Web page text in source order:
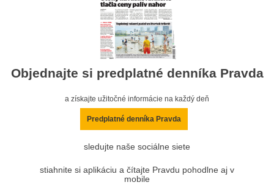
Objednajte si predplatné denníka Pravda
a získajte užitočné informácie na každý deň
Predplatné denníka Pravda
sledujte naše sociálne siete
stiahnite si aplikáciu a čítajte Pravdu pohodlne aj v
mobile